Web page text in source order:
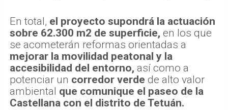
En total, el proyecto supondrá la actuación
sobre 62.300 m2 de superficie, en los que
se acometerán reformas orientadas a
mejorar la movilidad peatonal y la
accesibilidad del entorno, así como a
potenciar un corredor verde de alto valor
ambiental que comunique el paseo de la
Castellana con el distrito de Tetuán.